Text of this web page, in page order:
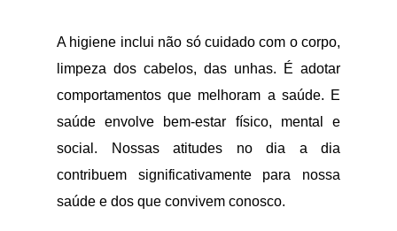
A higiene inclui não só cuidado com o corpo,
limpeza dos cabelos, das unhas. É adotar
comportamentos que melhoram a saúde. E
saúde envolve bem-estar físico, mental e
social. Nossas atitudes no dia a dia
contribuem significativamente para nossa
saúde e dos que convivem conosco.